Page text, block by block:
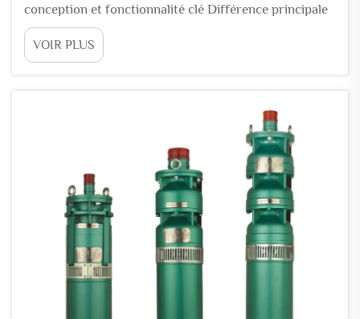
conception et fonctionnalité clé Différence principale
entre pompes multicellulaires et pompes
monocellulaires Les pompes multicellulaires peuvent
générer une pression beaucoup plus élevée par
VOIR PLUS